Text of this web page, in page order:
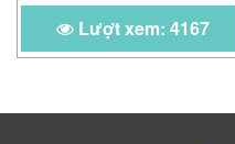
Lượt xem: 2567